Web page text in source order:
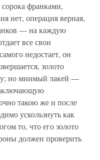
франками,
нет, операция верная,
— на каждую
все свои
недостает, он
золото
но мнимый лакей —
такою же и после
ускользнуть как
то, что его золото
должен проверить